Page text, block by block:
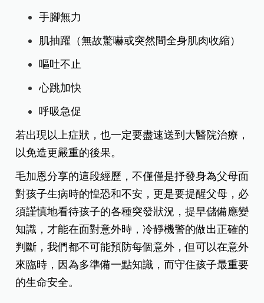
手腳無力
肌抽躍（無故驚嚇或突然間全身肌肉收縮）
嘔吐不止
心跳加快
呼吸急促
若出現以上症狀，也一定要盡速送到大醫院治療，
以免造更嚴重的後果。
毛加恩分享的這段經歷，不僅僅是抒發身為父母面
對孩子生病時的惶恐和不安，更是要提醒父母，必
須謹慎地看待孩子的各種突發狀況，提早儲備應變
知識，才能在面對意外時，冷靜機警的做出正確的
判斷，我們都不可能預防每個意外，但可以在意外
來臨時，因為多準備一點知識，而守住孩子最重要
的生命安全。